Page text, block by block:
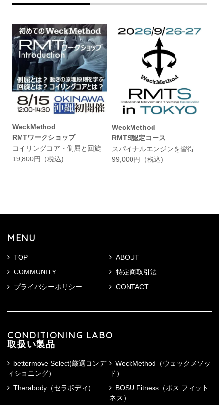
WeckMethod
RMTワークショップ
コイリングコア・側屈と回旋
19,800円（税込)
WeckMethod
RMTS認定コース
スパイナルエンジンを習得
99,000円（税込)
MENU
TOP
ABOUT
COMMUNITY
特定商取引法
プライバシーポリシー
CONTACT
CONDITIONING LABO
取扱い製品
bettermove Select(厳選コンデ
ィショニング）
WeckMethod（ウェックメソッ
ド）
Therabody（セラボディ）
BOSU Fitness（ボス フィット
ネス）